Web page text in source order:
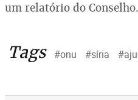
um relatório do Conselho.
Tags #onu #síria